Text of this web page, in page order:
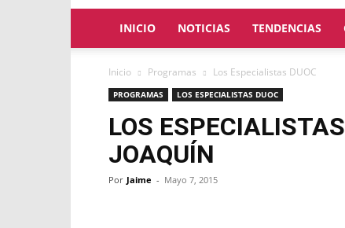
INICIO NOTICIAS TENDENCIAS
Inicio Programas Los Especialistas DUOC
PROGRAMAS LOS ESPECIALISTAS DUOC
LOS
JOAQUÍN
Por Jaime - Mayo 7, 2015